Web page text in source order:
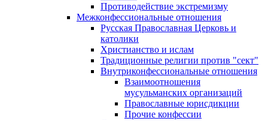
Противодействие экстремизму
Межконфессиональные отношения
Русская Православная Церковь и
католики
Христианство и ислам
Традиционные религии против "сект"
Внутриконфессиональные отношения
Взаимоотношения
мусульманских организаций
Православные юрисдикции
Прочие конфессии